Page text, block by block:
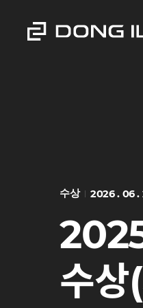
수상 2026 . 06 .
수상